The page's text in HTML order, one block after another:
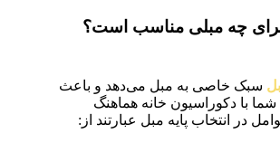
برای چه مبلی مناسب است؟
سبک خاصی به مبل می‌دهد و باعث
با دکوراسیون خانه هماهنگ
در انتخاب پایه مبل عبارتند از: